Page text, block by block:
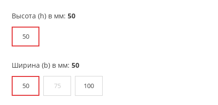
Высота (h) в мм: 50
50
Ширина (b) в мм: 50
50 75 100